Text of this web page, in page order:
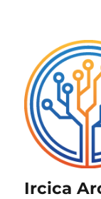
Ircica